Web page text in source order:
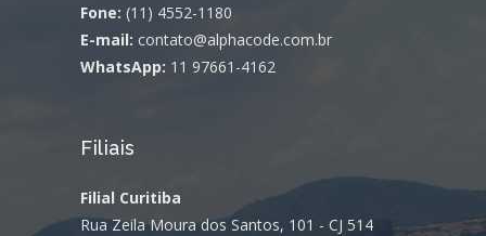
Fone: (11) 4552-1180
E-mail: contato@alphacode.com.br
WhatsApp: 11 97661-4162
Filiais
Filial Curitiba
Rua Zeila Moura dos Santos, 101 - CJ 514